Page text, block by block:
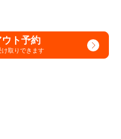
ト予約
け取りできます